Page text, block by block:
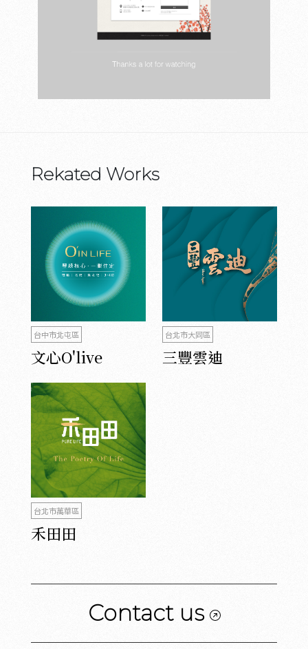
Rekated Works
台中市北屯區
文心O'live
台北市大同區
三豐雲迪
台北市萬華區
禾田田
Contact us